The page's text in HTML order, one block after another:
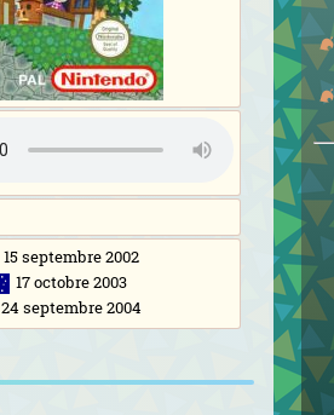
15 septembre 2002
17 octobre 2003
24 septembre 2004